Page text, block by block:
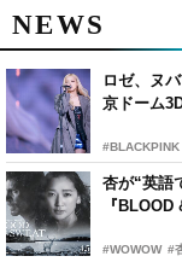
NEWS
ロゼ、ヌ
京ドーム
#BLACKPINK
杏が“英語
『BLOOD
#WOWOW #